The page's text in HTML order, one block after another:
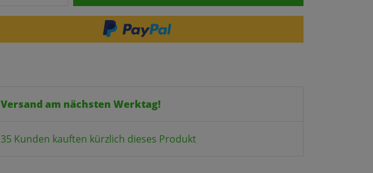
Versand am nächsten Werktag!
35 Kunden kauften kürzlich dieses Produkt